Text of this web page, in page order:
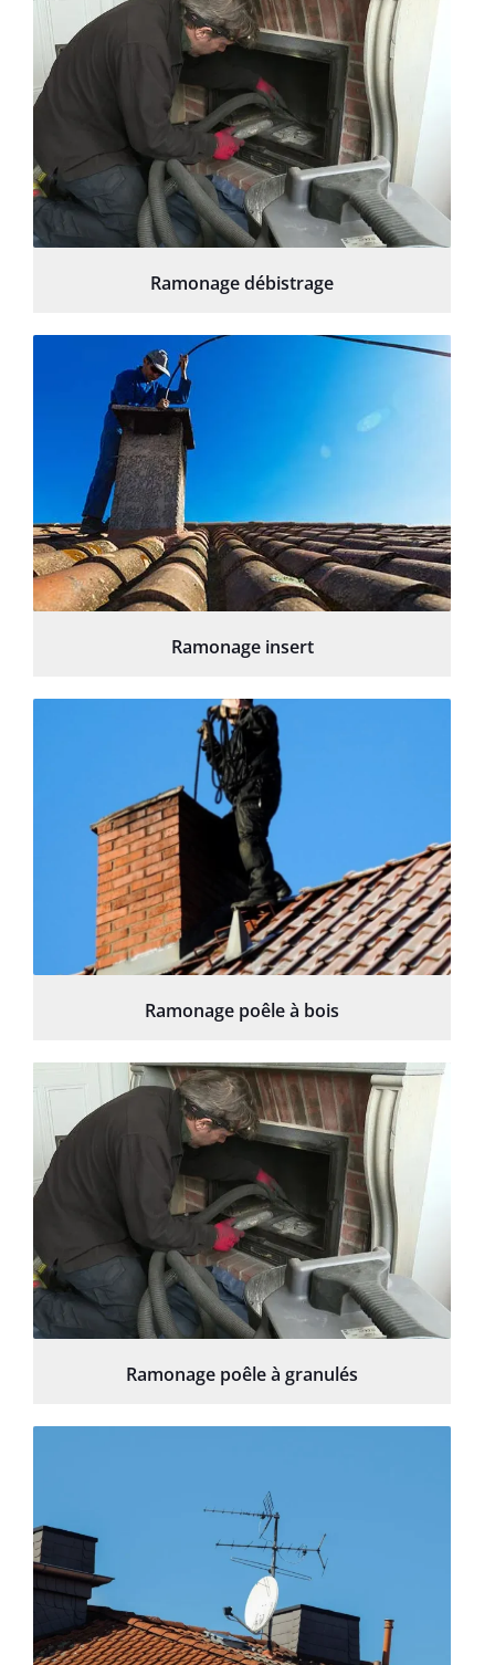
Ramonage débistrage
Ramonage insert
Ramonage poêle à bois
Ramonage poêle à granulés